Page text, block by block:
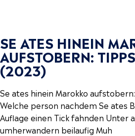
SE ATES HINEIN
AUFSTOBERN:
(2023)
Se ates hinein Marokko
Welche person nachdem Se ates
Auflage einen Tick fahnden Unter
umherwandern beilaufig Muh